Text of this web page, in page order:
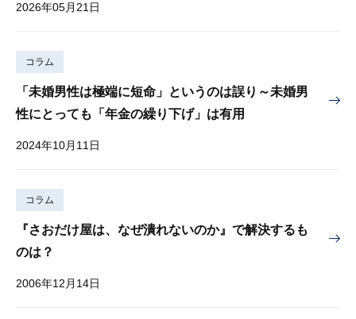
2026年05月21日
コラム
「未婚男性は極端に短命」というのは誤り～未婚男
性にとっても「年金の繰り下げ」は有用
2024年10月11日
コラム
『さおだけ屋は、なぜ潰れないのか』で解決するも
のは？
2006年12月14日